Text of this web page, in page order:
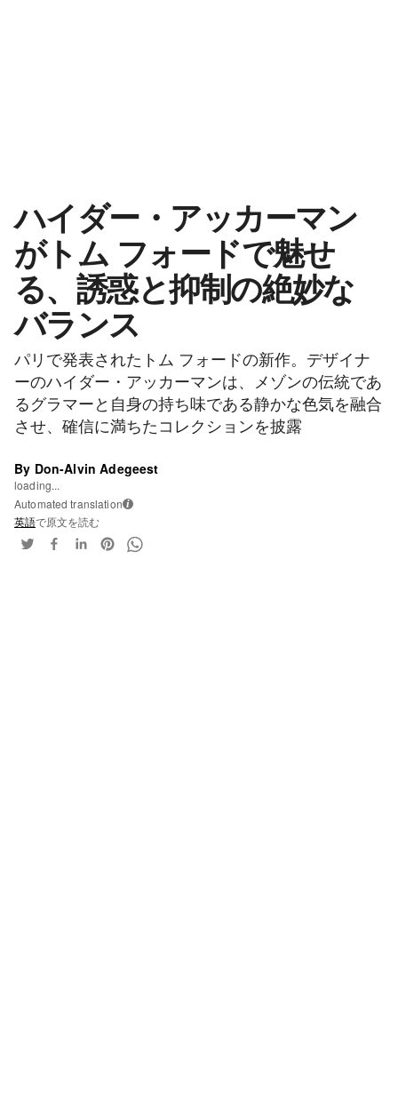
ハイダー・アッカーマン
がトム フォードで魅せ
る、誘惑と抑制の絶妙な
バランス
パリで発表されたトム フォードの新作。デザイナ
ーのハイダー・アッカーマンは、メゾンの伝統であ
るグラマーと自身の持ち味である静かな色気を融合
させ、確信に満ちたコレクションを披露
By Don-Alvin Adegeest
loading...
Automated translation i
英語で原文を読む